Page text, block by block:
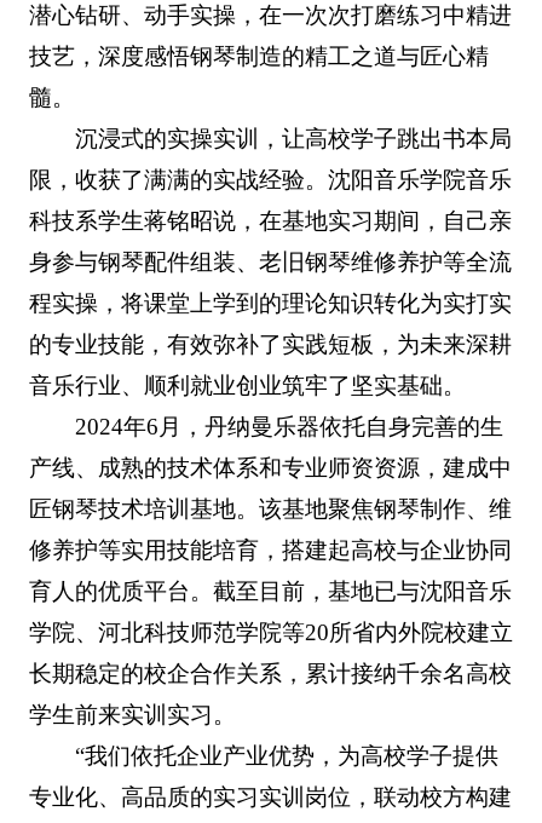
潜心钻研、动手实操，在一次次打磨练习中精进
技艺，深度感悟钢琴制造的精工之道与匠心精
髓。
沉浸式的实操实训，让高校学子跳出书本局
限，收获了满满的实战经验。沈阳音乐学院音乐
科技系学生蒋铭昭说，在基地实习期间，自己亲
身参与钢琴配件组装、老旧钢琴维修养护等全流
程实操，将课堂上学到的理论知识转化为实打实
的专业技能，有效弥补了实践短板，为未来深耕
音乐行业、顺利就业创业筑牢了坚实基础。
2024年6月，丹纳曼乐器依托自身完善的生
产线、成熟的技术体系和专业师资资源，建成中
匠钢琴技术培训基地。该基地聚焦钢琴制作、维
修养护等实用技能培育，搭建起高校与企业协同
育人的优质平台。截至目前，基地已与沈阳音乐
学院、河北科技师范学院等20所省内外院校建立
长期稳定的校企合作关系，累计接纳千余名高校
学生前来实训实习。
“我们依托企业产业优势，为高校学子提供
专业化、高品质的实习实训岗位，联动校方构建